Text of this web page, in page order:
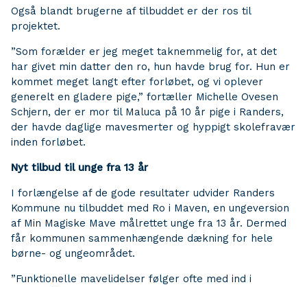
Også blandt brugerne af tilbuddet er der ros til
projektet.
”Som forælder er jeg meget taknemmelig for, at det
har givet min datter den ro, hun havde brug for. Hun er
kommet meget langt efter forløbet, og vi oplever
generelt en gladere pige,” fortæller Michelle Ovesen
Schjern, der er mor til Maluca på 10 år pige i Randers,
der havde daglige mavesmerter og hyppigt skolefravær
inden forløbet.
Nyt tilbud til unge fra 13 år
I forlængelse af de gode resultater udvider Randers
Kommune nu tilbuddet med Ro i Maven, en ungeversion
af Min Magiske Mave målrettet unge fra 13 år. Dermed
får kommunen sammenhængende dækning for hele
børne- og ungeområdet.
”Funktionelle mavelidelser følger ofte med ind i